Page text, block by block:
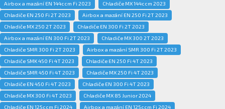
Airbox a mazání EN 144ccm Fi 2023
Chladiče MX 144ccm 2023
Chladiče EN 250 Fi 2T 2023
Airbox a mazání EN 250 Fi 2T 2023
Chladiče MX 250 2T 2023
Chladiče EN 300 Fi 2T 2023
Airbox a mazání EN 300 Fi 2T 2023
Chladiče MX 300 2T 2023
Chladiče SMR 300 Fi 2T 2023
Airbox a mazání SMR 300 Fi 2T 2023
Chladiče SMK 450 Fi 4T 2023
Chladiče EN 250 Fi 4T 2023
Chladiče SMR 450 Fi 4T 2023
Chladiče MX 250 Fi 4T 2023
Chladiče EN 450 Fi 4T 2023
Chladiče EN 300 Fi 4T 2023
Chladiče MX 300 Fi 4T 2023
Chladiče MX 85 Junior 2024
Chladiče EN 125ccm Fi 2024
Airbox a mazání EN 125ccm Fi 2024